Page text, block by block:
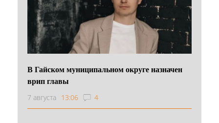
В Гайском муниципальном округе назначен
врип главы
7 августа 13:06 4